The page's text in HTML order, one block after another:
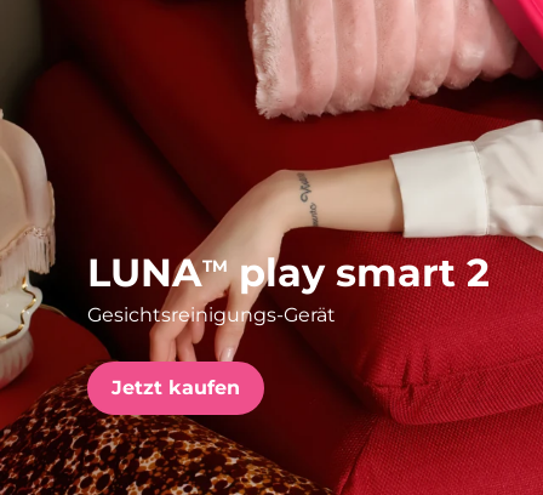
LUNATMplay smart 2
Gesichtsreinigungs-Gerät
Jetzt kaufen
FAQ™ Pure Beauty-Tech Elixir
BREAKING NEWS
issa™ Teeth Whitening Set